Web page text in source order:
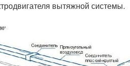
вытяжной системы.